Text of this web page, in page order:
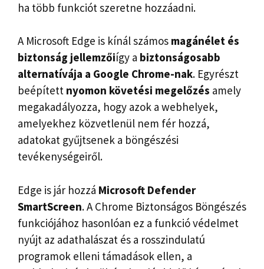
ha több funkciót szeretne hozzáadni.
A Microsoft Edge is kínál számos magánélet és
biztonság jellemzőiígy a biztonságosabb
alternatívája a Google Chrome-nak. Egyrészt
beépített nyomon követési megelőzés amely
megakadályozza, hogy azok a webhelyek,
amelyekhez közvetlenül nem fér hozzá,
adatokat gyűjtsenek a böngészési
tevékenységeiről.
Edge is jár hozzá Microsoft Defender
SmartScreen. A Chrome Biztonságos Böngészés
funkciójához hasonlóan ez a funkció védelmet
nyújt az adathalászat és a rosszindulatú
programok elleni támadások ellen, a